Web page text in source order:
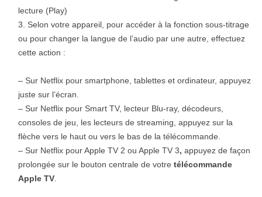
lecture (Play)
Selon votre appareil, pour accéder à la fonction sous-titrage
ou pour changer la langue de l’audio par une autre, effectuez
cette action :
– Sur Netflix pour smartphone, tablettes et ordinateur, appuyez
juste sur l’écran.
– Sur Netflix pour Smart TV, lecteur Blu-ray, décodeurs,
consoles de jeu, les lecteurs de streaming, appuyez sur la
flèche vers le haut ou vers le bas de la télécommande.
– Sur Netflix pour Apple TV 2 ou Apple TV 3, appuyez de façon
prolongée sur le bouton centrale de votre télécommande
Apple TV